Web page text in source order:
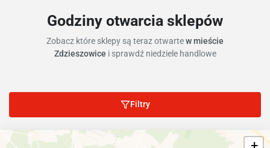
Godziny otwarcia sklepów
Zobacz które sklepy są teraz otwartew mieście
Zdzieszowice i sprawdź niedziele handlowe
Filtry